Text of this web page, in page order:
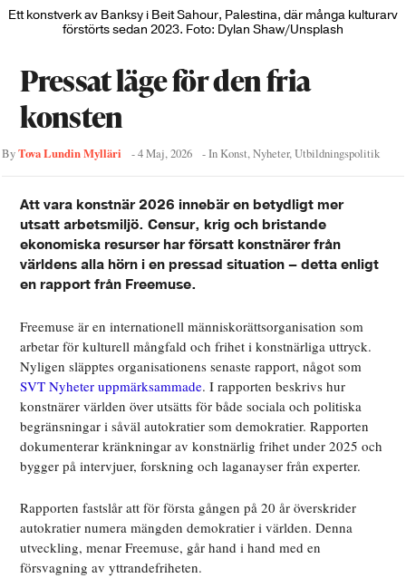
Ett konstverk av Banksy i Beit Sahour, Palestina, där många kulturarv
förstörts sedan 2023. Foto: Dylan Shaw/Unsplash
Pressat läge för den fria
konsten
ByTova Lundin Mylläri -4 Maj, 2026 - In Konst,Nyheter,Utbildningspolitik
Att vara konstnär 2026 innebär en betydligt mer
utsatt arbetsmiljö. Censur, krig och bristande
ekonomiska resurser har försatt konstnärer från
världens alla hörn i en pressad situation – detta enligt
en rapport från Freemuse.
Freemuse är en internationell människorättsorganisation som
arbetar för kulturell mångfald och frihet i konstnärliga uttryck.
Nyligen släpptes organisationens senaste rapport, något som
SVT Nyheter uppmärksammade. I rapporten beskrivs hur
konstnärer världen över utsätts för både sociala och politiska
begränsningar i såväl autokratier som demokratier. Rapporten
dokumenterar kränkningar av konstnärlig frihet under 2025 och
bygger på intervjuer, forskning och laganayser från experter.
Rapporten fastslår att för första gången på 20 år överskrider
autokratier numera mängden demokratier i världen. Denna
utveckling, menar Freemuse, går hand i hand med en
försvagning av yttrandefriheten.